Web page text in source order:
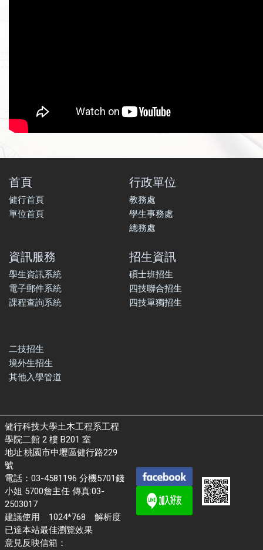
首頁
健行首頁
單位首頁
行政單位
教務處
學生事務處
總務處
資訊服務
學生資訊系統
電子郵件系統
課程查詢系統
招生資訊
碩士班招生
四技聯合招生
四技單獨招生
二技招生
境外生招生
其他入學管道
健行科技大學土木工程系工程
學院二館 2 樓 B201 室
地址:桃園市中壢區健行路229
號
電話：03-4581196 分機5701錢
小姐 5700詹主任 傳真:03-
2503017
建議使用 1024*768 解析度
已達本站最佳瀏覽效果
意見反映信箱：